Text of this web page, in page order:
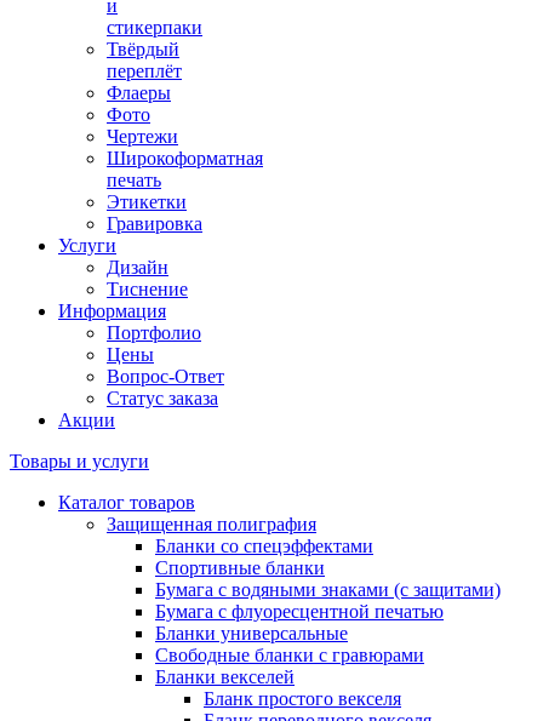
и
стикерпаки
Твёрдый
переплёт
Флаеры
Фото
Чертежи
Широкоформатная
печать
Этикетки
Гравировка
Услуги
Дизайн
Тиснение
Информация
Портфолио
Цены
Вопрос-Ответ
Статус заказа
Акции
Товары и услуги
Каталог товаров
Защищенная полиграфия
Бланки со спецэффектами
Спортивные бланки
Бумага с водяными знаками (с защитами)
Бумага с флуоресцентной печатью
Бланки универсальные
Свободные бланки с гравюрами
Бланки векселей
Бланк простого векселя